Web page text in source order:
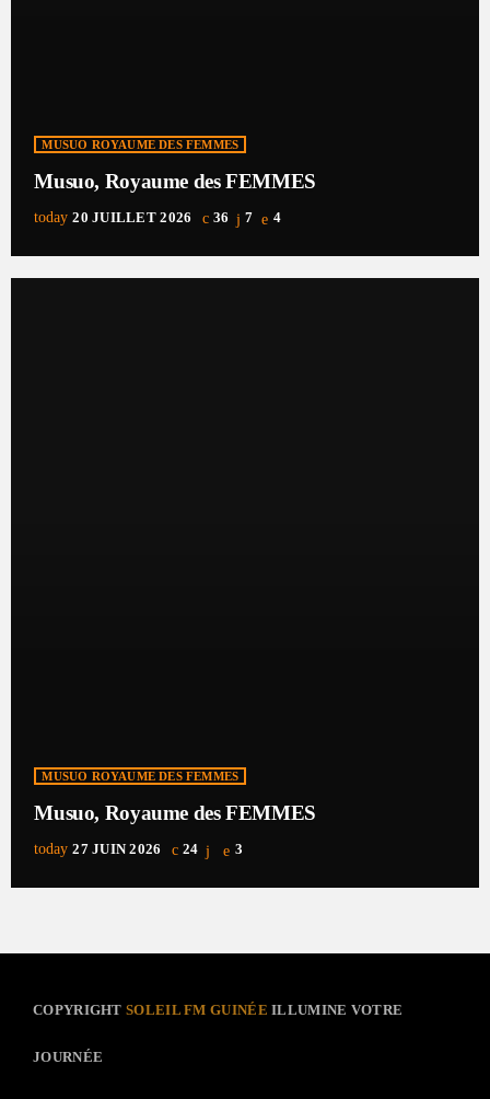
MUSUO ROYAUME DES FEMMES
Musuo, Royaume des FEMMES
today 20 JUILLET 2026 36 7 4
MUSUO ROYAUME DES FEMMES
Musuo, Royaume des FEMMES
today 27 JUIN 2026 24 3
COPYRIGHTSOLEIL FM GUINÉE ILLUMINE VOTRE
JOURNÉE